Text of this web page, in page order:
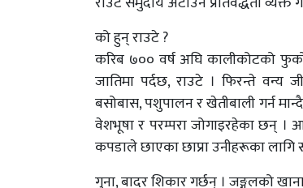
को हुन् राउटे ?
करिब ७०० वर्ष अघि कालीकोटको
जातिमा पर्दछ, राउटे । फिरन्ते वन्य
बसोबास, पशुपालन र खेतीबाली गर्न
वेशभूषा र परम्परा जोगाइरहेका छन् ।
कपडाले छाएका छाप्रा उनीहरूका
गुना, बादर शिकार गर्छन् । जङ्गलको